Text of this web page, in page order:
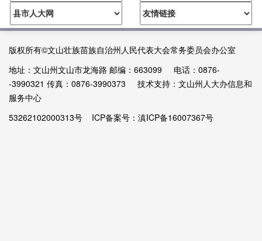
版权所有©文山壮族苗族自治州人民代表大会常务委员会办公室
地址：文山州文山市龙海路 邮编：663099 电话：0876-
-3990321 传真：0876-3990373 技术支持：文山州人大办信息和
服务中心
53262102000313号 ICP备案号： 滇ICP备16007367号